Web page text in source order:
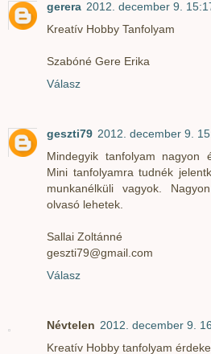
gerera 2012. december 9.
Kreatív Hobby Tanfolyam
Szabóné Gere Erika
Válasz
geszti79 2012. december 9.
Mindegyik tanfolyam nagyon
Mini tanfolyamra tudnék
munkanélküli vagyok.
olvasó lehetek.
Sallai Zoltánné
geszti79@gmail.com
Válasz
Névtelen 2012. december 9.
Kreatív Hobby tanfolyam